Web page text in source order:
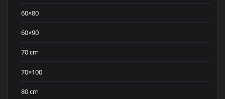
60×80
60×90
70 cm
70×100
80 cm